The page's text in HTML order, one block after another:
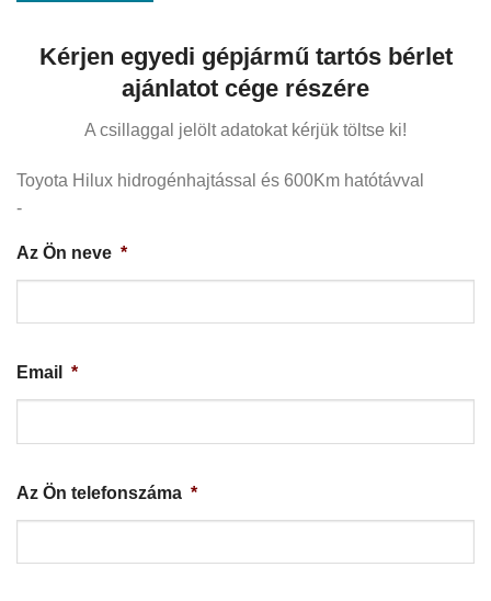
Kérjen egyedi gépjármű tartós bérlet
ajánlatot cége részére
A csillaggal jelölt adatokat kérjük töltse ki!
Toyota Hilux hidrogénhajtással és 600Km hatótávval
-
Az Ön neve *
Email *
Az Ön telefonszáma *